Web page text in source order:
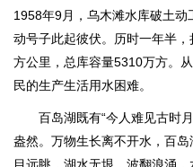
1958年9月，乌木滩水库破土
动号子此起彼伏。历时一年半
方公里，总库容量5310万方。
民的生产生活用水困难。
百岛湖既有“今人难见古时
盎然。万物生长离不开水，百